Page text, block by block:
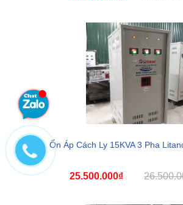
Ổn Áp Cách Ly 15KVA 3 Pha
25.500.000₫